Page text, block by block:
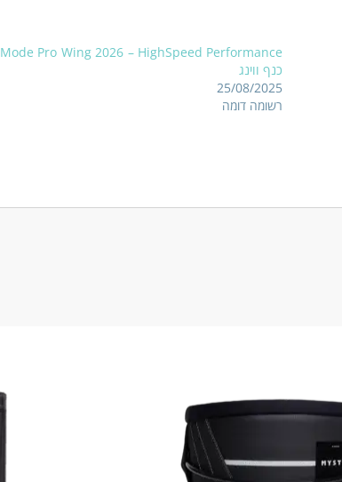
Mode Pro Wing 2026 – HighSpeed Performance
כנף ווינג
25/08/2025
רשומה דומה